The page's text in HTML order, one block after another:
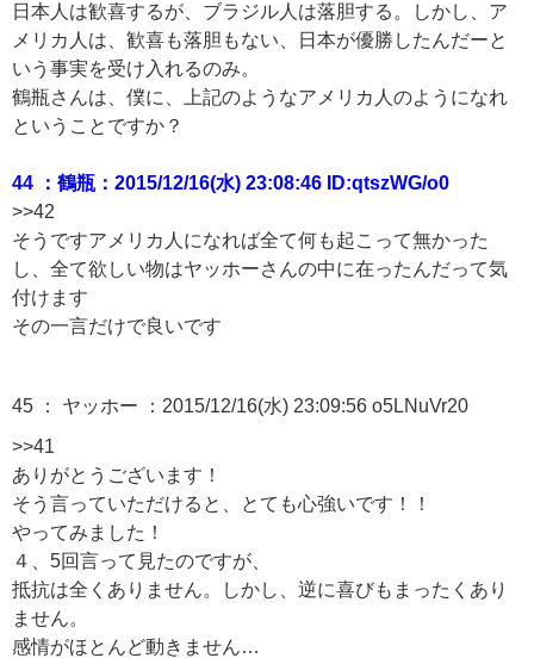
日本人は歓喜するが、ブラジル人は落胆する。しかし、ア
メリカ人は、歓喜も落胆もない、日本が優勝したんだーと
いう事実を受け入れるのみ。
鶴瓶さんは、僕に、上記のようなアメリカ人のようになれ
ということですか？
44 ：鶴瓶：2015/12/16(水) 23:08:46 ID:qtszWG/o0
>>42
そうですアメリカ人になれば全て何も起こって無かった
し、全て欲しい物はヤッホーさんの中に在ったんだって気
付けます
その一言だけで良いです
45 ： ヤッホー
：2015/12/16(水) 23:09:56 o5LNuVr20
>>41
ありがとうございます！
そう言っていただけると、とても心強いです！！
やってみました！
４、5回言って見たのですが、
抵抗は全くありません。しかし、逆に喜びもまったくあり
ません。
感情がほとんど動きません…